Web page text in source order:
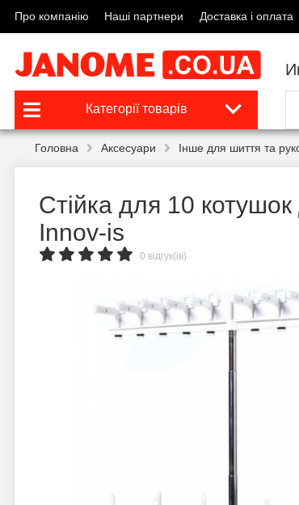
Про компанію Наші партнери Доставка і оплата
Категорії товарів
Головна Аксесуари Інше для шиття та
Стійка для 10
Innov-is
0 відгук(ів)